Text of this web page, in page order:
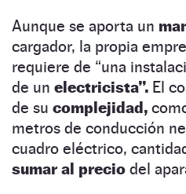
Aunque se aporta un
cargador, la propia
requiere de “una
de un electricista”. El
de su complejidad,
metros de conducción
cuadro eléctrico,
sumar al precio del